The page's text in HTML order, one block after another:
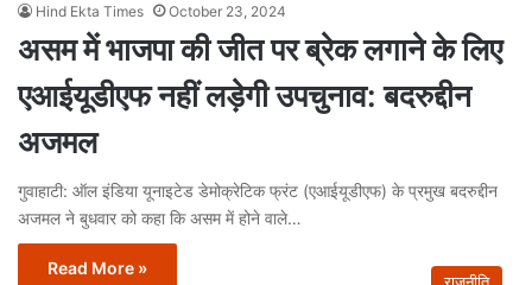
Hind Ekta Times October 23, 2024
असम में भाजपा की जीत पर ब्रेक लगाने के लिए
एआईयूडीएफ नहीं लड़ेगी उपचुनाव: बदरुद्दीन
अजमल
गुवाहाटी: ऑल इंडिया यूनाइटेड डेमोक्रेटिक फ्रंट (एआईयूडीएफ) के प्रमुख बदरुद्दीन
अजमल ने बुधवार को कहा कि असम में होने वाले…
Read More »